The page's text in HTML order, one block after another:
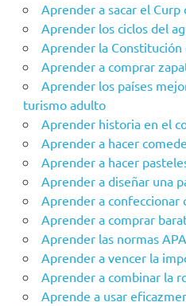
Aprender a sacar el Curp
Aprender los ciclos del
Aprender la
Aprender a comprar
Aprender los países
turismo adulto
Aprender historia en el
Aprender a hacer
Aprender a hacer
Aprender a diseñar una
Aprender a confeccionar
Aprender a comprar
Aprender las normas APA
Aprender a vencer la
Aprender a combinar la
Aprende a usar